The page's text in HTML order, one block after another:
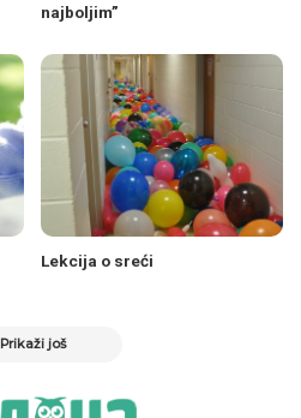
najboljim”
Lekcija o sreći
Prikaži još